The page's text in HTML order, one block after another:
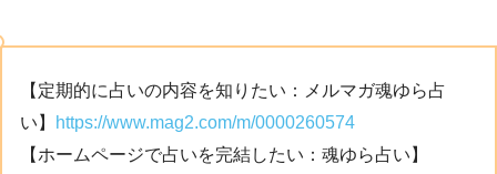
【定期的に占いの内容を知りたい：メルマガ魂ゆら占
い】
https://www.mag2.com/m/0000260574
【ホームページで占いを完結したい：魂ゆら占い】